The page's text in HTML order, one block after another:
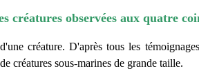
créatures observées aux quatre
créature. D'après tous les
de créatures sous-marines de grande taille.